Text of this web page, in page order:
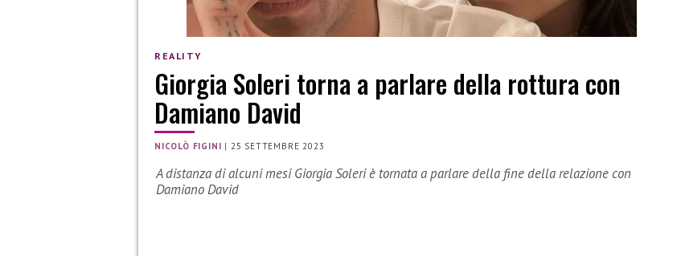
REALITY
Giorgia Soleri torna a parlare della rottura con
Damiano David
NICOLÒ FIGINI | 25 SETTEMBRE 2023
A distanza di alcuni mesi Giorgia Soleri è tornata a parlare della fine della relazione con
Damiano David